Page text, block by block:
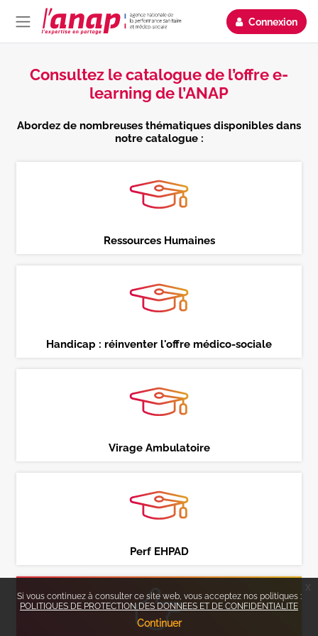
Passer au contenu principal
Panneau latéral
Connexion
Consultez le catalogue de l’offre e-
learning de l’ANAP
Abordez de nombreuses thématiques disponibles dans
notre catalogue :
Ressources Humaines
Handicap : réinventer l'offre médico-sociale
Virage Ambulatoire
Perf EHPAD
Si vous continuez à consulter ce site web, vous acceptez nos politiques :
POLITIQUES DE PROTECTION DES DONNEES ET DE CONFIDENTIALITE
Continuer